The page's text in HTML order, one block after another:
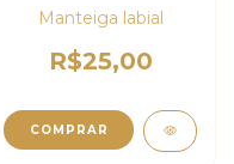
Manteiga labial
R$25,00